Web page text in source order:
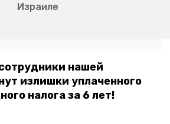
Израиле
нашей
излишки уплаченного
налога за 6 лет!